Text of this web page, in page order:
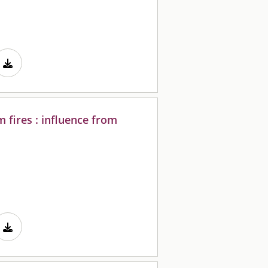
fires : influence from